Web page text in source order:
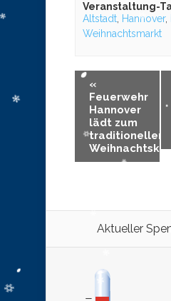
Veranstaltung-
Altstadt, Hannover,
Weihnachtsmarkt
«
Feuerwehr
Hannover
lädt zum
traditionellen
Aktueller